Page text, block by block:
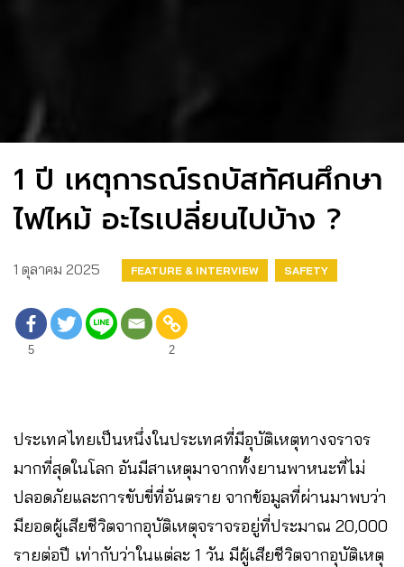
1 ปี เหตุการณ์รถบัสทัศนศึกษา
ไฟไหม้ อะไรเปลี่ยนไปบ้าง ?
1 ตุลาคม 2025 FEATURE & INTERVIEW SAFETY
5 2
ประเทศไทยเป็นหนึ่งในประเทศที่มีอุบัติเหตุทางจราจร
มากที่สุดในโลก อันมีสาเหตุมาจากทั้งยานพาหนะที่ไม่
ปลอดภัยและการขับขี่ที่อันตราย จากข้อมูลที่ผ่านมาพบว่า
มียอดผู้เสียชีวิตจากอุบัติเหตุจราจรอยู่ที่ประมาณ 20,000
รายต่อปี เท่ากับว่าในแต่ละ 1 วัน มีผู้เสียชีวิตจากอุบัติเหตุ